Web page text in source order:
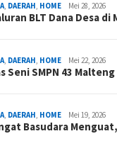
, DAERAH, HOME Mei 28, 2026
BLT Dana Desa
, DAERAH, HOME Mei 22, 2026
Seni SMPN 43
, DAERAH, HOME Mei 19, 2026
Basudara